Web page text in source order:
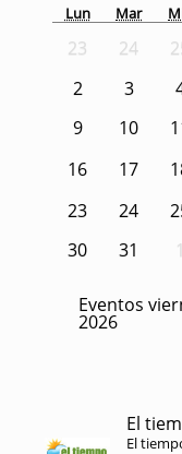
Lun Mar
23 24
2
3
9
10
16
17
23
24
30
31 1
Eventos
2026
El
El